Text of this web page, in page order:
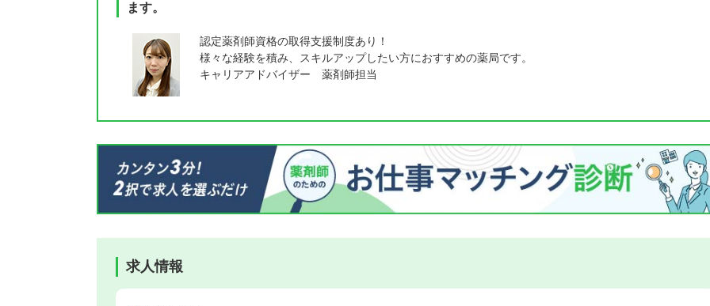
ます。
認定薬剤師資格の取得支援制度あり！
様々な経験を積み、スキルアップしたい方におすすめの薬局です。
キャリアアドバイザー 薬剤師担当
求人情報